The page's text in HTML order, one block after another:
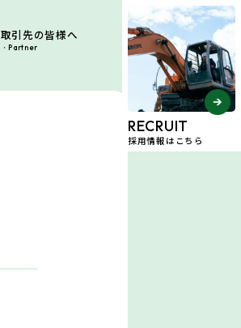
取引先の皆様へ
Partner
RECRUIT
採用情報はこちら